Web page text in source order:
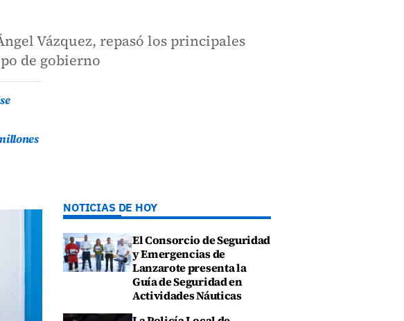
Vázquez, repasó los principales
de gobierno
NOTICIAS DE HOY
El Consorcio de Seguridad
y Emergencias de
Lanzarote presenta la
Guía de Seguridad en
Actividades Náuticas